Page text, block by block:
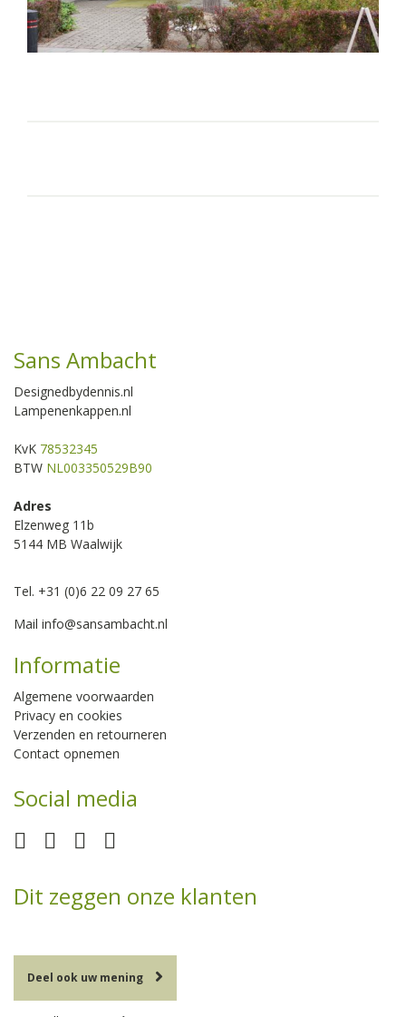
Sans Ambacht
Designedbydennis.nl
Lampenenkappen.nl
KvK 78532345
BTW NL003350529B90
Adres
Elzenweg 11b
5144 MB Waalwijk
Tel. +31 (0)6 22 09 27 65
Mail info@sansambacht.nl
Informatie
Algemene voorwaarden
Privacy en cookies
Verzenden en retourneren
Contact opnemen
Social media
Dit zeggen onze klanten
Deel ook uw mening